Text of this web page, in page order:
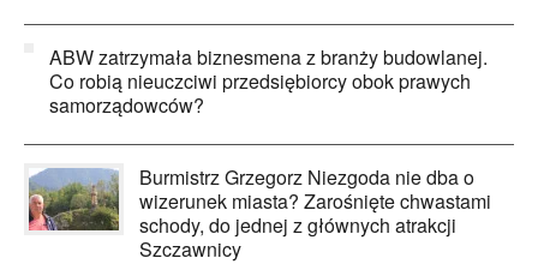
ABW zatrzymała biznesmena z branży budowlanej.
Co robią nieuczciwi przedsiębiorcy obok prawych
samorządowców?
Burmistrz Grzegorz Niezgoda nie dba o
wizerunek miasta? Zarośnięte chwastami
schody, do jednej z głównych atrakcji
Szczawnicy